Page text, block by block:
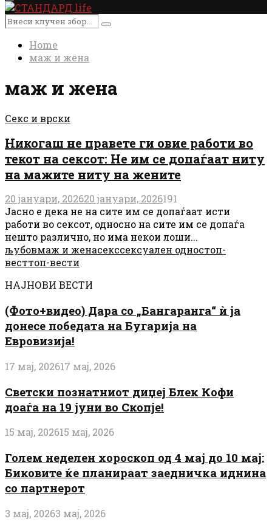
Primary
Menu
Search
for:
Search
Home
маж и жена
маж и жена
Секс и врски
Никогаш не правете ги овие работи во
текот на сексот: Не им се допаѓаат ниту
на мажите ниту на жените
20 јануари, 202620 јануари, 2026191
Јасно е дека не на сите им се допаѓаат исти
работи во сексот, односно на сите им се допаѓа
нешто различно, но има некои лоши...
љубовмаж и женасекссексуален одностоп-
весттоп-вести
НАЈНОВИ ВЕСТИ
(Фото+видео) Дара со „Бангаранга“ ѝ ја
донесе победата на Бугарија на
Евровизија!
17 мај, 202617 мај, 2026
Светски познатниот диџеј Блек Кофи
доаѓа на 19 јуни во Скопје!
15 мај, 202615 мај, 2026
Голем неделен хороскоп од 4 мај до 10 мај:
Биковите ќе планираат заедничка иднина
со партнерот
3 мај, 20263 мај, 2026